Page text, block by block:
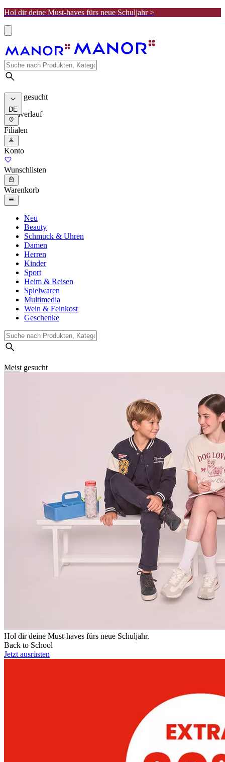
Hol dir deine Must-haves fürs neue Schuljahr >
Meist gesucht
Suchverlauf
DE
Filialen
Konto
Wunschlisten
Warenkorb
Neu
Beauty
Schmuck & Uhren
Damen
Herren
Kinder
Sport
Heim & Reisen
Spielwaren
Multimedia
Wein & Feinkost
Geschenke
Meist gesucht
Hol dir deine Must-haves fürs neue Schuljahr.
Back to School
Jetzt ausrüsten